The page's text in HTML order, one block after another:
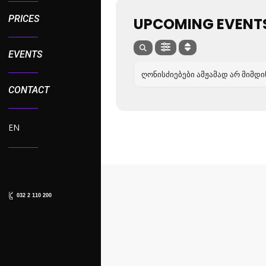
PRICES
EVENTS
CONTACT
EN
032 2 110 200
UPCOMING
ᲦᲝᲜᲘᲡᲫᲘᲔᲑᲔᲑᲘ ᲐᲛᲟᲐᲛᲐᲓ ᲐᲠ